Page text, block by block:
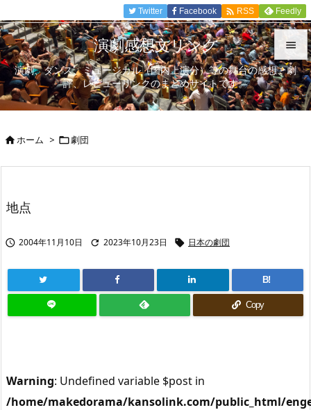


メニュ

Twitter Facebook  RSS Feedly
演劇感想文リンク
演劇、ダンス、ミュージカル（国内上演分）等の舞台の感想、劇
評、レビューリンクのまとめサイトです。
ホーム > 劇団
地点
 2004年11月10日  2023年10月23日  日本の劇団
B!
Copy
Warning: Undefined variable $post in
/home/makedorama/kansolink.com/public_html/